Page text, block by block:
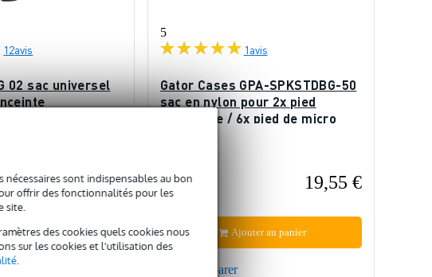
nécessaires sont indispensables au bon
offrir des fonctionnalités pour les
site.
des cookies quels cookies nous
sur les cookies et l'utilisation des
.
12avis
02 sac universel
9,95 €
au panier
5
1avis
Gator Cases GPA-SPKSTDBG-50
sac en nylon pour 2x pied
d'enceinte / 6x pied de micro
Prix public
41 €
19,55 €
Comparer
Ajouter au panier